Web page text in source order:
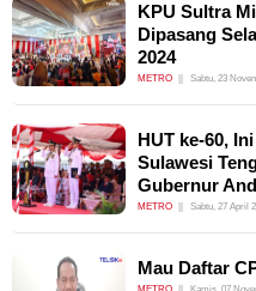
KPU Sultra
Dipasang
2024
METRO Sabtu, 23
HUT ke-60,
Sulawesi
Gubernur
METRO Sabtu, 27 April
Mau Daftar